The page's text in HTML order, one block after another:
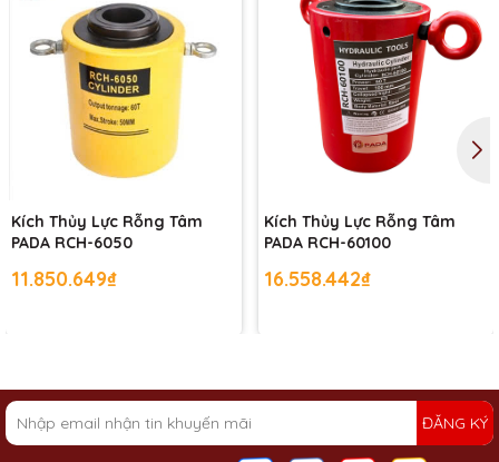
Kích Thủy Lực Rỗng Tâm
PADA RCH-6050
11.850.649₫
Kích Thủy Lực Rỗng Tâm
PADA RCH-60100
16.558.442₫
ĐĂNG KÝ